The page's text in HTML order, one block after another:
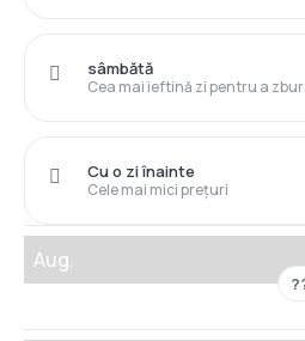
Cea mai ieftină zi pentru a
sâmbătă
Cele mai mici prețuri
Cu o zi înainte
Aug.